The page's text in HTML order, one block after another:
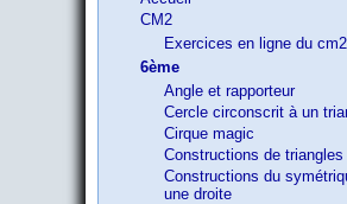
CM2
Exercices en ligne du
6ème
Angle et rapporteur
Cercle circonscrit à un
Cirque magic
Constructions de triangles
Constructions du
une droite